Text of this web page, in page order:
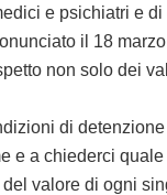
e psichiatri e
il 18 marzo
non solo dei
di detenzione
chiederci quale
valore di ogni